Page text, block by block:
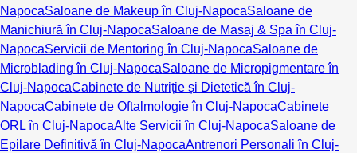
NapocaSaloane de Makeup în Cluj-NapocaSaloane de
Manichiură în Cluj-NapocaSaloane de Masaj & Spa în Cluj-
NapocaServicii de Mentoring în Cluj-NapocaSaloane de
Microblading în Cluj-NapocaSaloane de Micropigmentare în
Cluj-NapocaCabinete de Nutriție și Dietetică în Cluj-
NapocaCabinete de Oftalmologie în Cluj-NapocaCabinete
ORL în Cluj-NapocaAlte Servicii în Cluj-NapocaSaloane de
Epilare Definitivă în Cluj-NapocaAntrenori Personali în Cluj-